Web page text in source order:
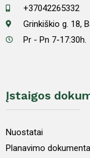
+37042265332
Grinkiškio g. 18,
Pr - Pn 7-17:30h.
Įstaigos
Nuostatai
Planavimo